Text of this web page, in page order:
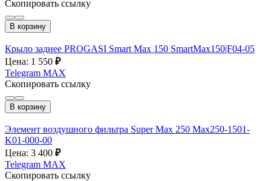
Скопировать ссылку
В корзину
Крыло заднее PROGASI Smart Max 150 SmartMax150|F04-05
Цена: 1 550 ₽
Telegram MAX
Скопировать ссылку
В корзину
Элемент воздушного фильтра Super Max 250 Max250-1501-
K01-000-00
Цена: 3 400 ₽
Telegram MAX
Скопировать ссылку